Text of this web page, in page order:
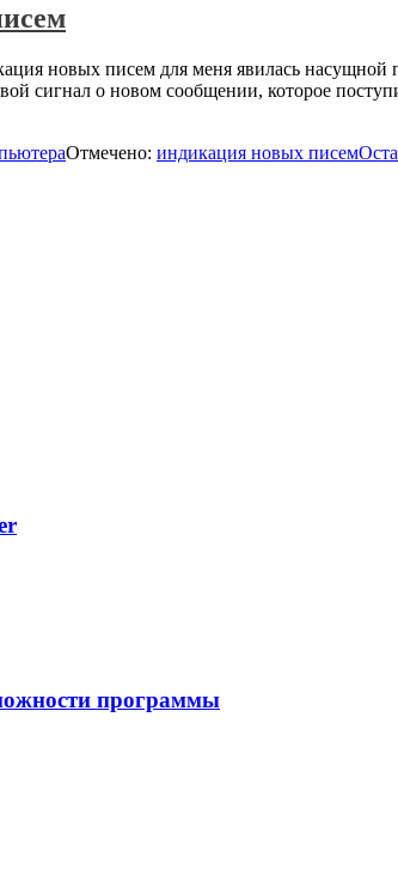
новых писем для меня явилась насущной
сигнал о новом сообщении, которое
Отмечено: индикация новых писем
программы